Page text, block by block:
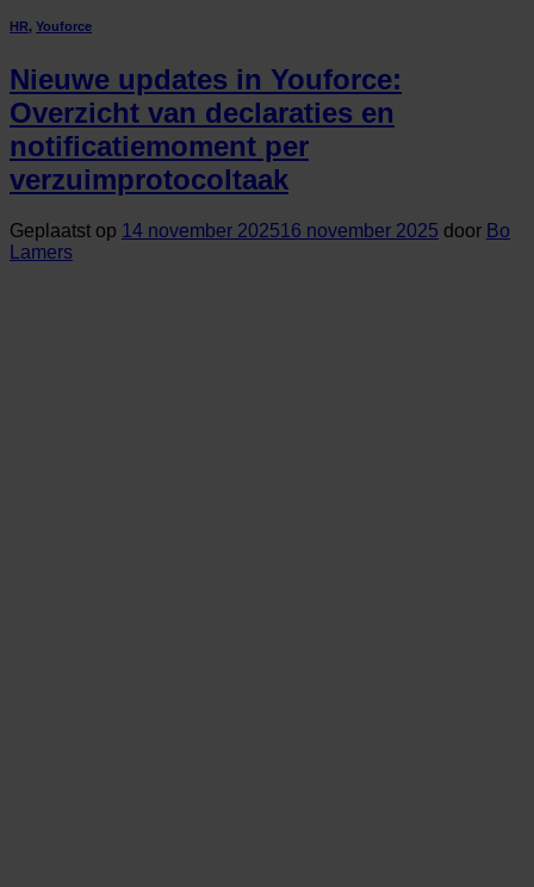
HR, Youforce
Nieuwe updates in Youforce:
Overzicht van declaraties en
notificatiemoment per
verzuimprotocoltaak
Geplaatst op 14 november 202516 november 2025 door Bo
Lamers